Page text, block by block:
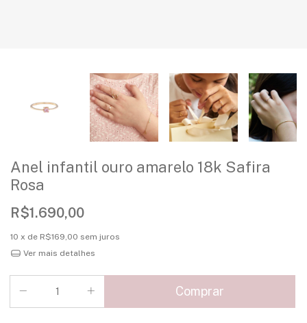
Anel infantil ouro amarelo 18k Safira
Rosa
R$1.690,00
10 x de R$169,00 sem juros
Ver mais detalhes